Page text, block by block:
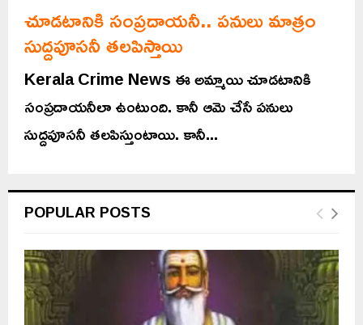
చూడటానికి సంప్రదాయనీ.. పనులు మాత్రం
సుద్దపూసనీ తలపిస్తాయి
Kerala Crime News ఈ అమ్మాయి చూడటానికి
సంప్రదాయనీలా ఉంటుంది. కానీ ఆమె చేసే పనులు
సుద్దపూసనీ తలపిస్తుంటాయి. కానీ...
POPULAR POSTS